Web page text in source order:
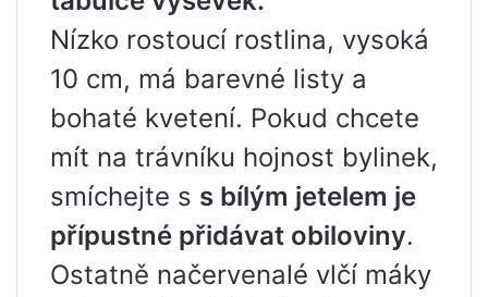
Nízko rostoucí rostlina, vysoká
10 cm, má barevné listy a
bohaté kvetení. Pokud chcete
mít na trávníku hojnost bylinek,
smíchejte s s bílým jetelem je
přípustné přidávat obiloviny.
Ostatně načervenalé vlčí máky